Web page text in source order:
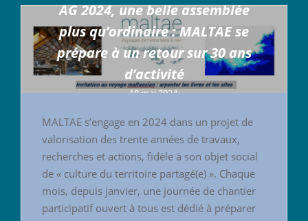
AG 2024, une belle assemblée
plus qu’ordinaire : MALTAE se
prépare à un retour sur 30 ans
d’activité
18 mai 2024
MALTAE s’engage en 2024 dans un projet de
valorisation des trente années de travaux,
recherches et actions, fidèle à son objet social
de « culture du territoire partagé(e) ». Chaque
mois, depuis janvier, une journée de chantier
participatif ouvert à tous est dédié à préparer